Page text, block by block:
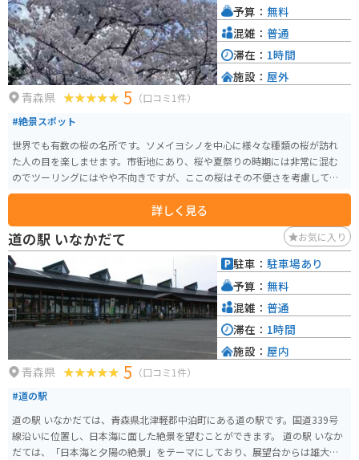
田八幡平国立公園など、周辺には絶景ツーリングスポットが多いので、ぜひ
立ち寄ってみてください。
青森県 5 （口コミ1件）
#絶景スポット
世界でも有数の桜の名所です。ソメイヨシノを中心に様々な種類の桜が訪れ
た人の目を楽しませます。市街地にあり、桜や夏祭りの時期には非常に混む
のでツーリングにはやや不向きですが、ここの桜はその不便さを考慮しても
見るべき価値のある風景です。公園周りをぐるっと一周するだけで非常に豊
詳しく見る
予算： 無料
混雑： 普通
滞在： 1時間
施設： 屋外
道の駅 いなかだて お気に入り
青森県 5 （口コミ1件）
#道の駅
道の駅 いなかだては、青森県北津軽郡中泊町にある道の駅です。国道339号
線沿いに位置し、日本海に面した絶景を望むことができます。 道の駅 いなか
だては、「日本海と夕陽の絶景」をテーマにしており、展望台からは雄大な
駐車： 駐車場あり
予算： 無料
混雑： 普通
滞在： 1時間
施設： 屋内